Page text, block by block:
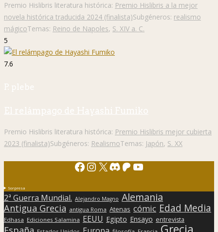
Premio Hislibris literatura histórica: Premio Hislibris a la mejor
novela histórica traducida 2024 (finalista)Subgéneros: realismo
mágicoTemas: Reino de Napoles, S. XIV a. C.
5
7.6
P. plebe
El relámpago de Hayashi Fumiko
Premio Hislibris literatura histórica: Premio Hislibris mejor cubierta
2023 (finalista)Subgéneros: RealismoTemas: Japón, S. XX
Facebook
Instagram
X Discord
Patreon
YouTube
Sorpresa
2ª Guerra Mundial. Alejandro Magno Alemania
Antigua Grecia antigua Roma Atenas cómic Edad Media
Edhasa Ediciones Salamina EEUU Egipto Ensayo entrevista
Grecia